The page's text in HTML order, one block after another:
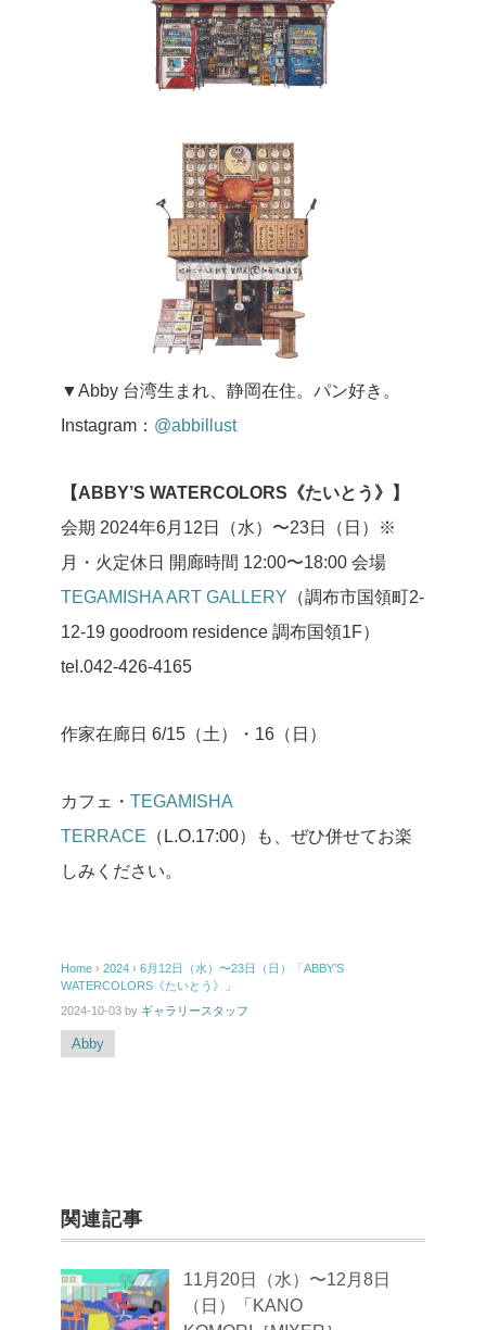
▼Abby 台湾生まれ、静岡在住。パン好き。
Instagram： @abbillust
【ABBY’S WATERCOLORS《たいとう》】
会期 2024年6月12日（水）〜23日（日）※
月・火定休日 開廊時間 12:00〜18:00 会場
TEGAMISHA ART GALLERY （調布市国領町2-
12-19 goodroom residence 調布国領1F）
tel.042-426-4165
作家在廊日 6/15（土）・16（日）
カフェ・ TEGAMISHA
TERRACE （L.O.17:00）も、ぜひ併せてお楽
しみください。
Home › 2024 › 6月12日（水）〜23日（日）「ABBY’S
WATERCOLORS《たいとう》」
2024-10-03 by ギャラリースタッフ
Abby
関連記事
11月20日（水）〜12月8日
（日）「KANO